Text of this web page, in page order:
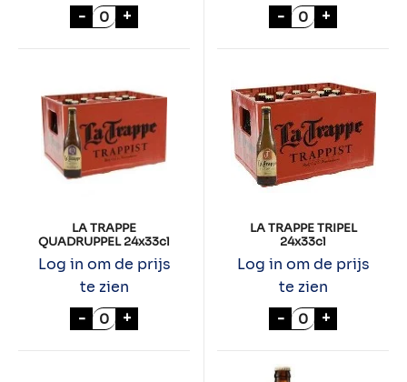
- LA TRAPPE BLOND 24x33cl aantal
+
- LA TRAPPE
+
LA TRAPPE
QUADRUPPEL 24x33cl
Log in om de prijs
te zien
- LA TRAPPE QUADRUPPEL 24x33cl aantal
+
LA TRAPPE TRIPEL
24x33cl
Log in om de prijs
te zien
- LA TRAPPE
+